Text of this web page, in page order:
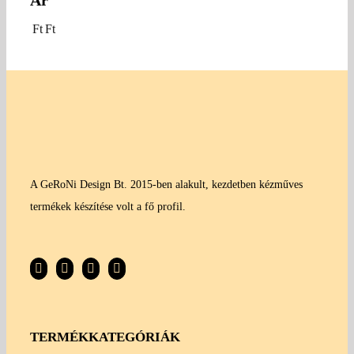
FtFt
A GeRoNi Design Bt. 2015-ben alakult, kezdetben kézműves
termékek készítése volt a fő profil.
TERMÉKKATEGÓRIÁK